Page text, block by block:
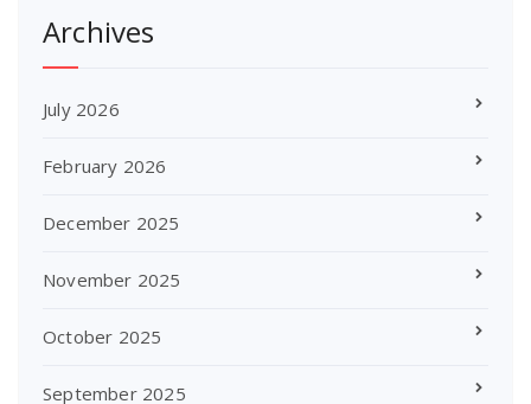
Archives
July 2026
February 2026
December 2025
November 2025
October 2025
September 2025